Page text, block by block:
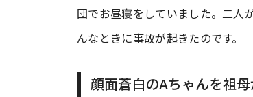
団でお昼寝をしていました。二人
んなときに事故が起きたのです。
顔面蒼白のAちゃんを祖